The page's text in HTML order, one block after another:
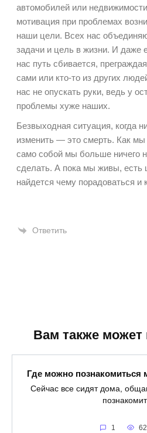
автомобилей или
мотивация при проблемах
наши цели. Всех нас
задачи и цель в жизни. И даже
нас путь сбивается,
сами или кто-то из других
нас не опускать руки, ведь у
проблемы хуже наших.
Безвыходная ситуация, когда
изменить — это смерть. Как мы
само собой мы больше ничего
сделать. А пока мы живы, есть
найдется чему порадоваться и
Ответить
Вам также может
Где можно
Сейчас все сидят дома,
1